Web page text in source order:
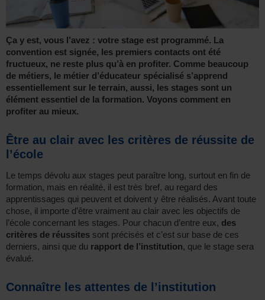
Ça y est, vous l’avez : votre stage est programmé. La
convention est signée, les premiers contacts ont été
fructueux, ne reste plus qu’à en profiter. Comme beaucoup
de métiers, le métier d’éducateur spécialisé s’apprend
essentiellement sur le terrain, aussi, les stages sont un
élément essentiel de la formation. Voyons comment en
profiter au mieux.
Être au clair avec les critères de réussite de
l’école
Le temps dévolu aux stages peut paraître long, surtout en fin de
formation, mais en réalité, il est très bref, au regard des
apprentissages qui peuvent et doivent y être réalisés. Avant toute
chose, il importe d’être vraiment au clair avec les objectifs de
l’école concernant les stages. Pour chacun d’entre eux, des
critères de réussites sont précisés et c’est sur base de ces
derniers, ainsi que du rapport de l’institution, que le stage sera
évalué.
Connaître les attentes de l’institution